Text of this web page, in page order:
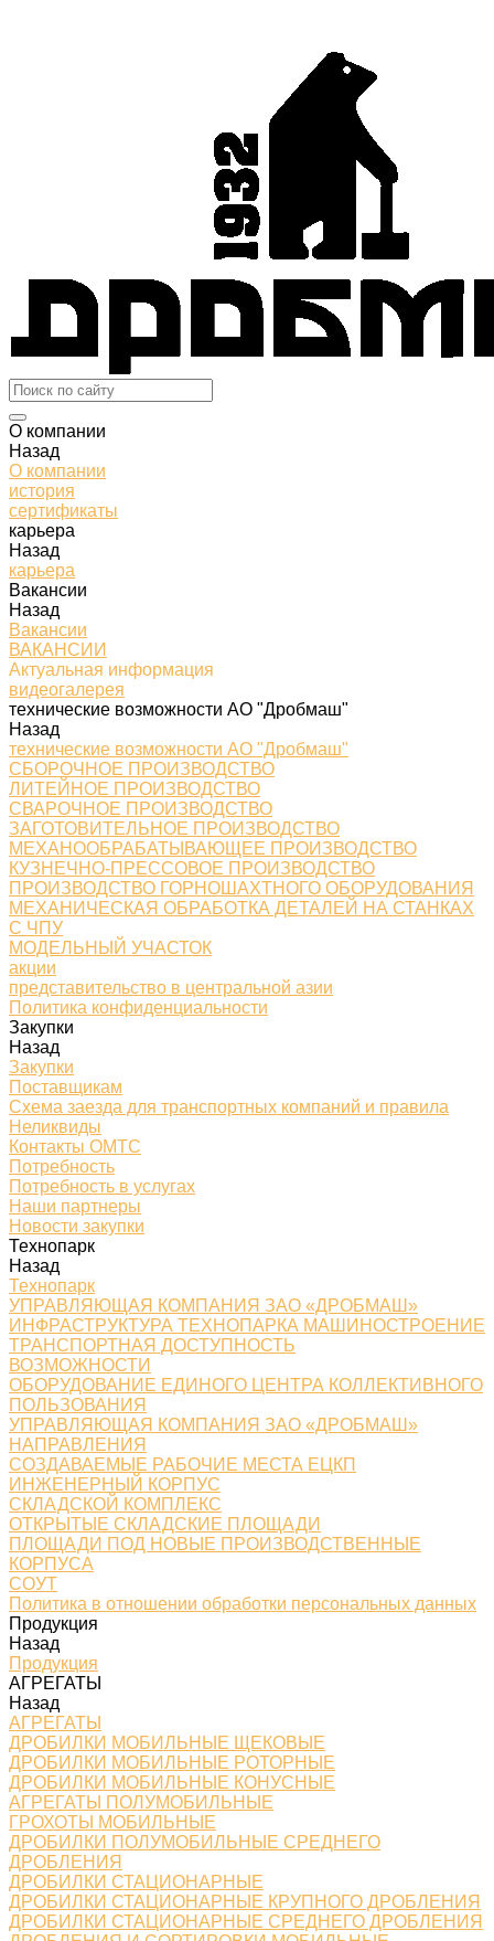
О компании
Назад
О компании
история
сертификаты
карьера
Назад
карьера
Вакансии
Назад
Вакансии
ВАКАНСИИ
Актуальная информация
видеогалерея
технические возможности АО "Дробмаш"
Назад
технические возможности АО "Дробмаш"
СБОРОЧНОЕ ПРОИЗВОДСТВО
ЛИТЕЙНОЕ ПРОИЗВОДСТВО
СВАРОЧНОЕ ПРОИЗВОДСТВО
ЗАГОТОВИТЕЛЬНОЕ ПРОИЗВОДСТВО
МЕХАНООБРАБАТЫВАЮЩЕЕ ПРОИЗВОДСТВО
КУЗНЕЧНО-ПРЕССОВОЕ ПРОИЗВОДСТВО
ПРОИЗВОДСТВО ГОРНОШАХТНОГО ОБОРУДОВАНИЯ
МЕХАНИЧЕСКАЯ ОБРАБОТКА ДЕТАЛЕЙ НА СТАНКАХ
С ЧПУ
МОДЕЛЬНЫЙ УЧАСТОК
акции
представительство в центральной азии
Политика конфиденциальности
Закупки
Назад
Закупки
Поставщикам
Схема заезда для транспортных компаний и правила
Неликвиды
Контакты ОМТС
Потребность
Потребность в услугах
Наши партнеры
Новости закупки
Технопарк
Назад
Технопарк
УПРАВЛЯЮЩАЯ КОМПАНИЯ ЗАО «ДРОБМАШ»
ИНФРАСТРУКТУРА ТЕХНОПАРКА МАШИНОСТРОЕНИЕ
ТРАНСПОРТНАЯ ДОСТУПНОСТЬ
ВОЗМОЖНОСТИ
ОБОРУДОВАНИЕ ЕДИНОГО ЦЕНТРА КОЛЛЕКТИВНОГО
ПОЛЬЗОВАНИЯ
УПРАВЛЯЮЩАЯ КОМПАНИЯ ЗАО «ДРОБМАШ»
НАПРАВЛЕНИЯ
СОЗДАВАЕМЫЕ РАБОЧИЕ МЕСТА ЕЦКП
ИНЖЕНЕРНЫЙ КОРПУС
СКЛАДСКОЙ КОМПЛЕКС
ОТКРЫТЫЕ СКЛАДСКИЕ ПЛОЩАДИ
ПЛОЩАДИ ПОД НОВЫЕ ПРОИЗВОДСТВЕННЫЕ
КОРПУСА
СОУТ
Политика в отношении обработки персональных данных
Продукция
Назад
Продукция
АГРЕГАТЫ
Назад
АГРЕГАТЫ
ДРОБИЛКИ МОБИЛЬНЫЕ ЩЕКОВЫЕ
ДРОБИЛКИ МОБИЛЬНЫЕ РОТОРНЫЕ
ДРОБИЛКИ МОБИЛЬНЫЕ КОНУСНЫЕ
АГРЕГАТЫ ПОЛУМОБИЛЬНЫЕ
ГРОХОТЫ МОБИЛЬНЫЕ
ДРОБИЛКИ ПОЛУМОБИЛЬНЫЕ СРЕДНЕГО
ДРОБЛЕНИЯ
ДРОБИЛКИ СТАЦИОНАРНЫЕ
ДРОБИЛКИ СТАЦИОНАРНЫЕ КРУПНОГО ДРОБЛЕНИЯ
ДРОБИЛКИ СТАЦИОНАРНЫЕ СРЕДНЕГО ДРОБЛЕНИЯ